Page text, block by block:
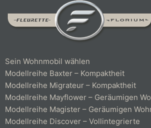
Sein Wohnmobil wählen
Modellreihe Baxter – Kompaktheit
Modellreihe Migrateur – Kompaktheit
Modellreihe Mayflower – Geräumigen
Modellreihe Magister – Geräumigen
Modellreihe Discover – Vollintegrierte